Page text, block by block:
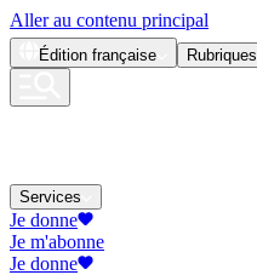
Aller au contenu principal
Édition française Rubriques
Services
Je donne
Je m'abonne
Je donne